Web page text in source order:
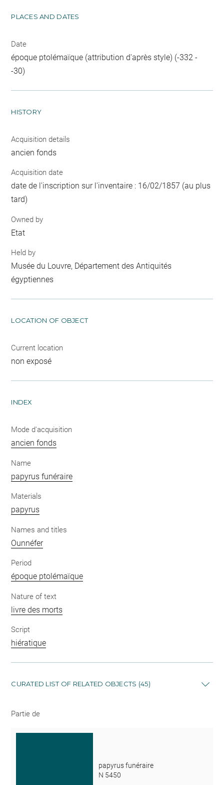
PLACES AND DATES
Date
époque ptolémaïque (attribution d'après style) (-332 -
-30)
HISTORY
Acquisition details
ancien fonds
Acquisition date
date de l'inscription sur l'inventaire : 16/02/1857 (au plus
tard)
Owned by
Etat
Held by
Musée du Louvre, Département des Antiquités
égyptiennes
LOCATION OF OBJECT
Current location
non exposé
INDEX
Mode d'acquisition
ancien fonds
Name
papyrus funéraire
Materials
papyrus
Names and titles
Ounnéfer
Period
époque ptolémaïque
Nature of text
livre des morts
Script
hiératique
CURATED LIST OF RELATED OBJECTS (45)
Partie de
papyrus funéraire
N 5450